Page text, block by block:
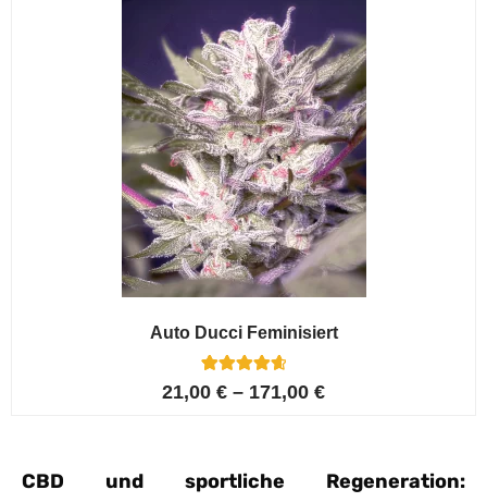
Auto Ducci Feminisiert
Bewertet mit
4.75
4
rtungen
21,00 € – 171,00 €
CBD und sportliche Regeneration: